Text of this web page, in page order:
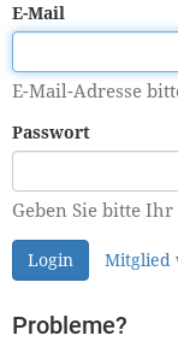
E-Mail
E-Mail-Adresse
Passwort
Geben Sie bitte
Login Mitglied
Probleme?